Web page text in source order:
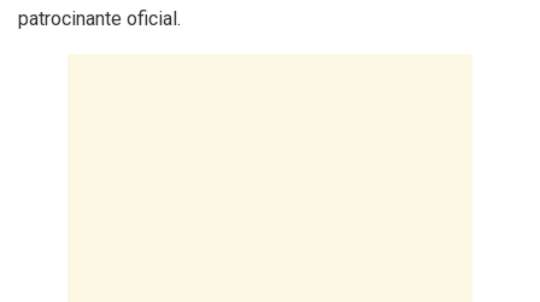
patrocinante oficial.